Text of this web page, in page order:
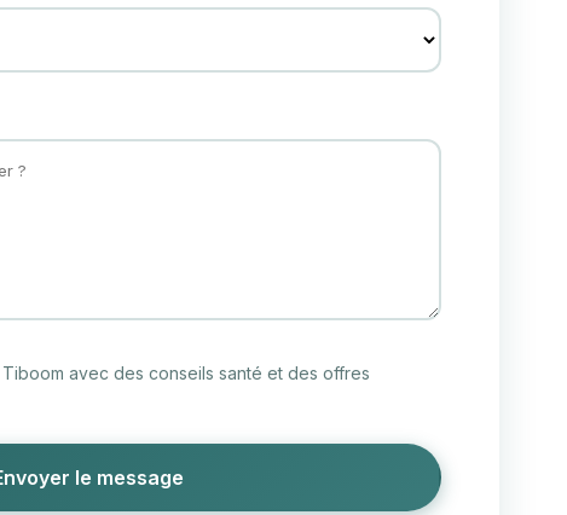
avec des conseils santé et des offres
le message